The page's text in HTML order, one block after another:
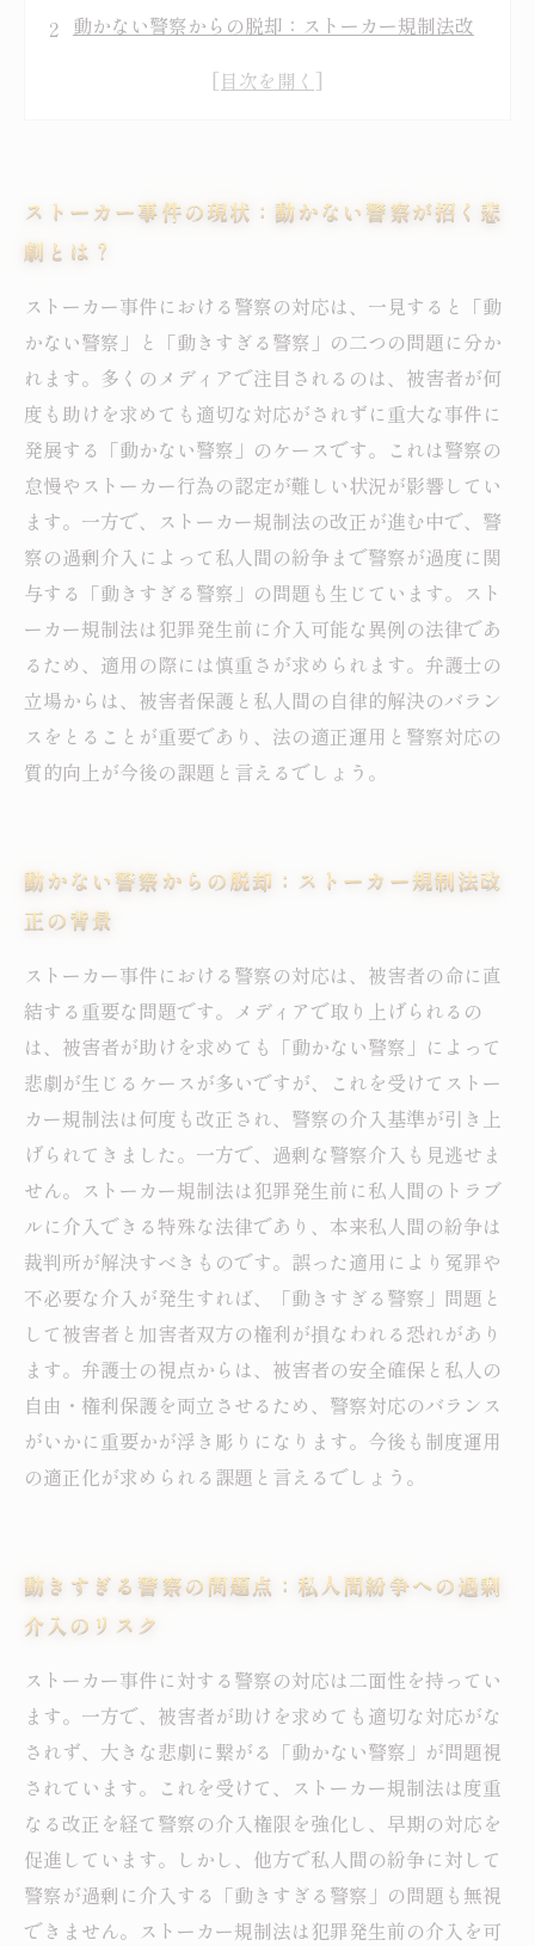
動かない警察からの脱却：ストーカー規制法改
警察介入とは？
警察対応のジレンマ：被害者救済と権利侵害の
はざまで
弁護士の視点から見る警察対応の課題と今後の
展望
バランスが鍵：動かない警察と動きすぎる警察
を乗り越える道
ストーカー事件の現状：動かない警察が招く悲
劇とは？
ストーカー事件における警察の対応は、一見すると「動
かない警察」と「動きすぎる警察」の二つの問題に分か
れます。多くのメディアで注目されるのは、被害者が何
度も助けを求めても適切な対応がされずに重大な事件に
発展する「動かない警察」のケースです。これは警察の
怠慢やストーカー行為の認定が難しい状況が影響してい
ます。一方で、ストーカー規制法の改正が進む中で、警
察の過剰介入によって私人間の紛争まで警察が過度に関
与する「動きすぎる警察」の問題も生じています。スト
ーカー規制法は犯罪発生前に介入可能な異例の法律であ
るため、適用の際には慎重さが求められます。弁護士の
立場からは、被害者保護と私人間の自律的解決のバラン
スをとることが重要であり、法の適正運用と警察対応の
質的向上が今後の課題と言えるでしょう。
動かない警察からの脱却：ストーカー規制法改
正の背景
ストーカー事件における警察の対応は、被害者の命に直
結する重要な問題です。メディアで取り上げられるの
は、被害者が助けを求めても「動かない警察」によって
悲劇が生じるケースが多いですが、これを受けてストー
カー規制法は何度も改正され、警察の介入基準が引き上
げられてきました。一方で、過剰な警察介入も見逃せま
せん。ストーカー規制法は犯罪発生前に私人間のトラブ
ルに介入できる特殊な法律であり、本来私人間の紛争は
裁判所が解決すべきものです。誤った適用により冤罪や
不必要な介入が発生すれば、「動きすぎる警察」問題と
して被害者と加害者双方の権利が損なわれる恐れがあり
ます。弁護士の視点からは、被害者の安全確保と私人の
自由・権利保護を両立させるため、警察対応のバランス
がいかに重要かが浮き彫りになります。今後も制度運用
の適正化が求められる課題と言えるでしょう。
動きすぎる警察の問題点：私人間紛争への過剰
介入のリスク
ストーカー事件に対する警察の対応は二面性を持ってい
ます。一方で、被害者が助けを求めても適切な対応がな
されず、大きな悲劇に繋がる「動かない警察」が問題視
されています。これを受けて、ストーカー規制法は度重
なる改正を経て警察の介入権限を強化し、早期の対応を
促進しています。しかし、他方で私人間の紛争に対して
警察が過剰に介入する「動きすぎる警察」の問題も無視
できません。ストーカー規制法は犯罪発生前の介入を可